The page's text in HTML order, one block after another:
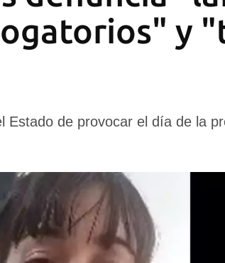
y
Estado de provocar el día de la